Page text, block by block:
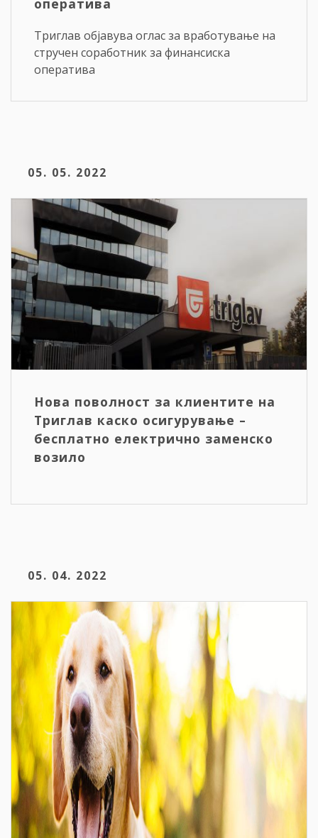
Триглав објавува оглас за вработување на
стручен соработник за финансиска
оператива
05. 05. 2022
Нова поволност за клиентите на
Триглав каско осигурување –
бесплатно електрично заменско
возило
05. 04. 2022